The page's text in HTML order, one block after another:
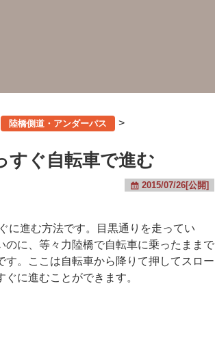
陸橋側道・アンダーパス >
すぐ自転車で進む
2015/07/26[公開]
進む方法です。目黒通りを走ってい
に、等々力陸橋で自転車に乗ったままで
。ここは自転車から降りて押してスロー
に進むことができます。